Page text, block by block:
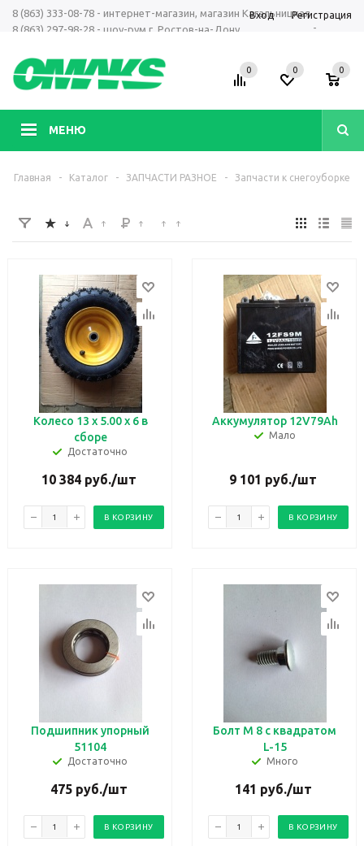
8 (863) 333-08-78 - интернет-магазин, магазин Кагальницкая
8 (863) 297-98-28 - шоу-рум г. Ростов-на-Дону
-
Вход Регистрация
МЕНЮ
0 0 0
Главная - Каталог - ЗАПЧАСТИ РАЗНОЕ - Запчасти к снегоуборке
Колесо 13 х 5.00 х 6 в
сборе
Достаточно
10 384руб./шт
В КОРЗИНУ
Аккумулятор 12V79Ah
Мало
9 101 руб./шт
В КОРЗИНУ
Подшипник упорный
51104
Достаточно
475руб./шт
В КОРЗИНУ
Болт М 8 с квадратом
L-15
Много
141 руб./шт
В КОРЗИНУ